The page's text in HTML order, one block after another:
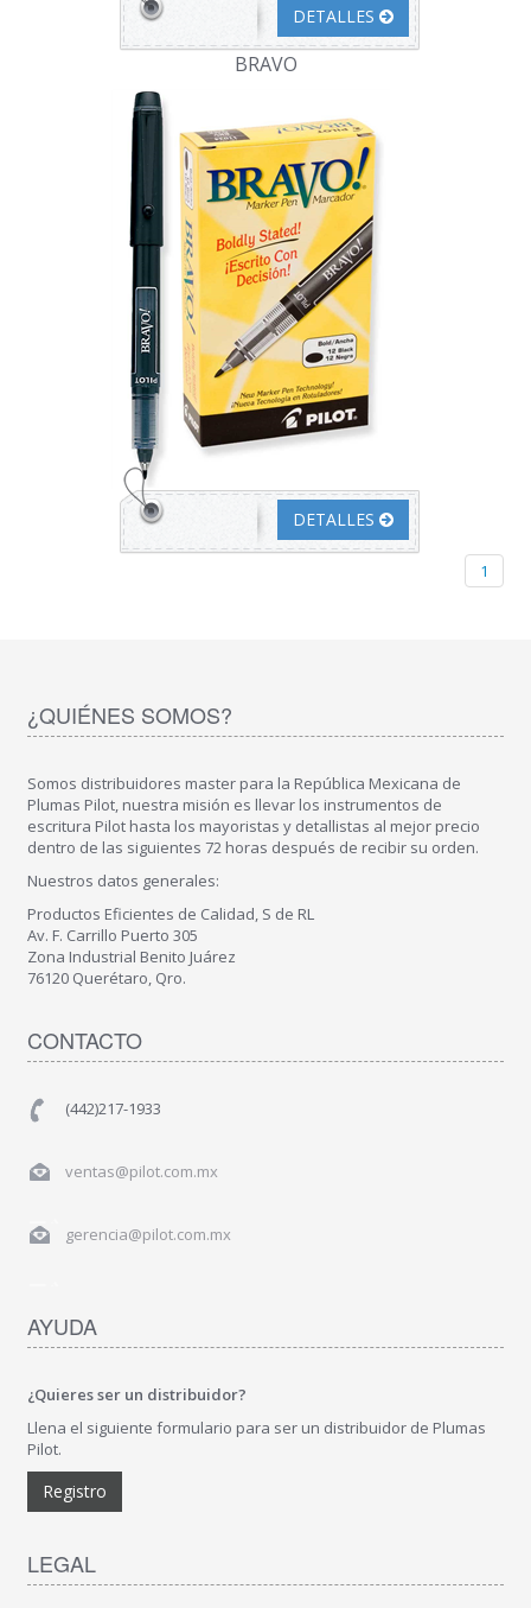
DETALLES
BRAVO
DETALLES
1
¿QUIÉNES SOMOS?
Somos distribuidores master para la República Mexicana de
Plumas Pilot, nuestra misión es llevar los instrumentos de
escritura Pilot hasta los mayoristas y detallistas al mejor precio
dentro de las siguientes 72 horas después de recibir su orden.
Nuestros datos generales:
Productos Eficientes de Calidad, S de RL
Av. F. Carrillo Puerto 305
Zona Industrial Benito Juárez
76120 Querétaro, Qro.
CONTACTO
(442)217-1933
ventas@pilot.com.mx
gerencia@pilot.com.mx
AYUDA
¿Quieres ser un distribuidor?
Llena el siguiente formulario para ser un distribuidor de Plumas
Pilot.
Registro
LEGAL